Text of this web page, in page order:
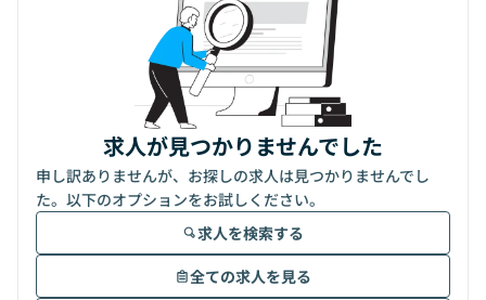
求人が見つかりませんでした
申し訳ありませんが、お探しの求人は見つかりませんでし
た。以下のオプションをお試しください。
求人を検索する
全ての求人を見る